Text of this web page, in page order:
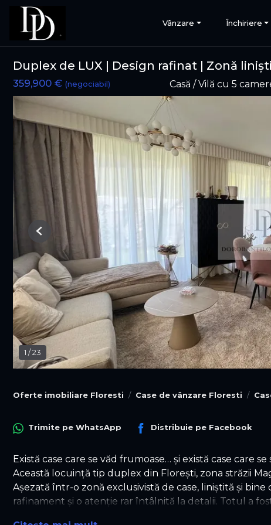
Vânzare Închiriere
Duplex de LUX | Design rafinat | Zonă
359,900 € (negociabil) Casă / Vilă cu 5
1 /23
Previous
Oferte imobiliare Floresti Case de vânzare Floresti
Trimite pe WhatsApp Distribuie pe Facebook
Există case care se văd frumoase… și există case care
Această locuință tip duplex din Florești, zona străzii
Așezată într-o zonă exclusivistă de case, liniștită și
rafinament și o atenție rar întâlnită la detalii. Totul a